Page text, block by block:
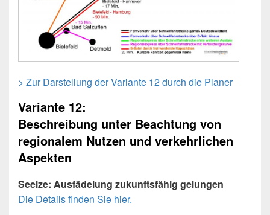
> Zur Darstellung der Variante 12 durch die Planer
Variante 12:
Beschreibung unter Beachtung von
regionalem Nutzen und verkehrlichen
Aspekten
Seelze: Ausfädelung zukunftsfähig gelungen
Die Details finden Sie hier.